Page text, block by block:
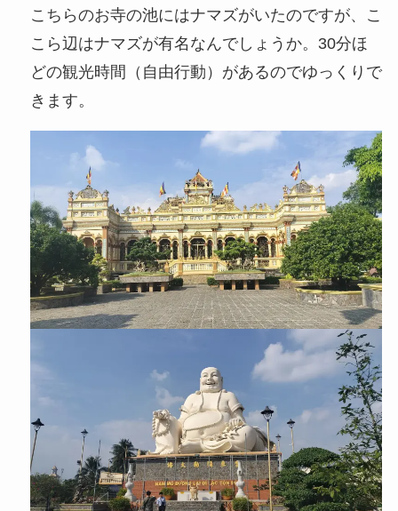
こちらのお寺の池にはナマズがいたのですが、こ
こら辺はナマズが有名なんでしょうか。30分ほ
どの観光時間（自由行動）があるのでゆっくりで
きます。